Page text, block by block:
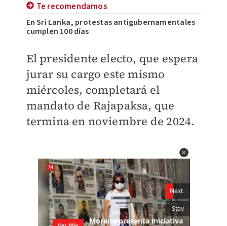
Te recomendamos
En Sri Lanka, protestas antigubernamentales
cumplen 100 días
El presidente electo, que espera
jurar su cargo este mismo
miércoles, completará el
mandato de Rajapaksa, que
termina en noviembre de 2024.